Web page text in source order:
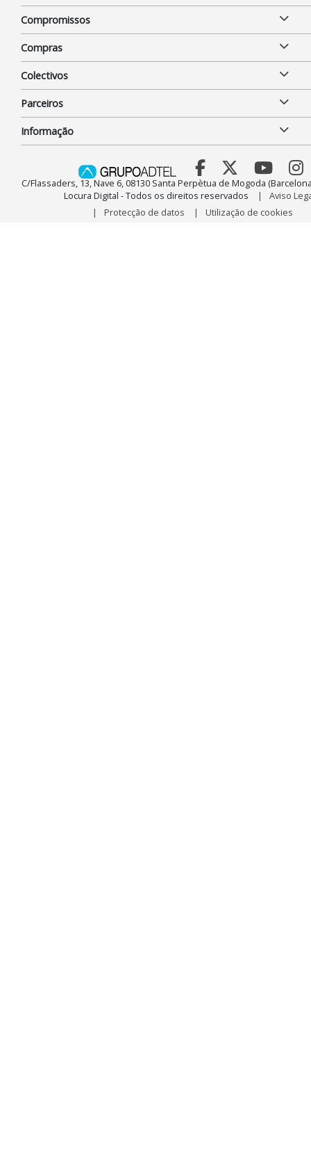
Compromissos
Compras
Colectivos
Parceiros
Informação
C/Flassaders, 13, Nave 6, 08130 Santa Perpètua de Mogoda
Locura Digital - Todos os direitos reservados
Aviso
Protecção de datos
Utilização de cookies